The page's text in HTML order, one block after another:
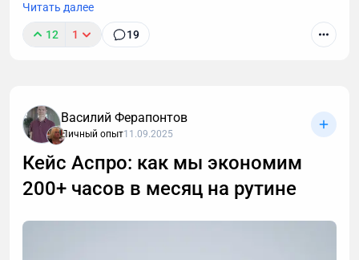
После 40 лет привычные методы тренировок для
пошаговая стратегия для мужчин: как преодолеть
Читать далее
12 1 19
Василий Ферапонтов
Личный опыт11.09.2025
Кейс Аспро: как мы экономим
200+ часов в месяц на рутине